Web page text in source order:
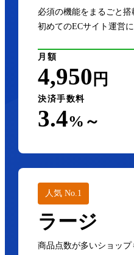
必須の機能をまるごと搭
初めてのECサイト運営
月額
4,950 円
決済手数料
3.4%～
人気 No.1
ラージ
商品点数が多いショッ